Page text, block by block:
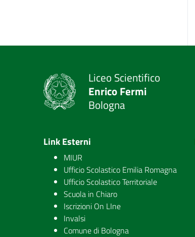
Liceo Scientifico
Enrico Fermi
Bologna
Link Esterni
MIUR
Ufficio Scolastico Emilia Romagna
Ufficio Scolastico Territoriale
Scuola in Chiaro
Iscrizioni On LIne
Invalsi
Comune di Bologna